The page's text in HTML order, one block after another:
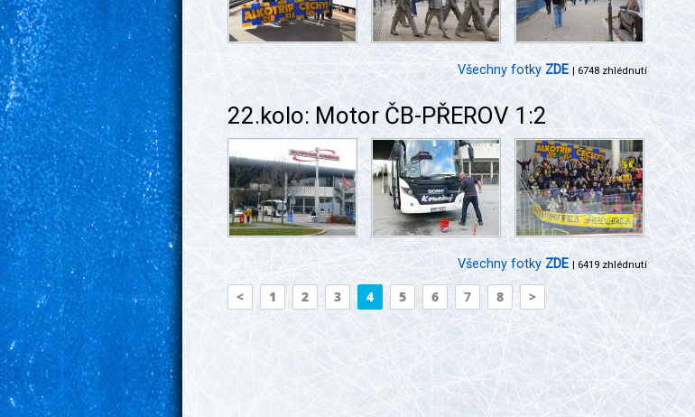
| 6748 zhlédnutí
Všechny fotky ZDE
22.kolo: Motor ČB-PŘEROV 1:2
| 6419 zhlédnutí
Všechny fotkyZDE
< 1 2 3 4 5 6 7 8 >